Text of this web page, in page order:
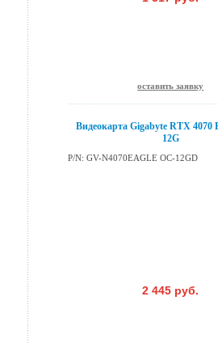
оставить заявку
Видеокарта Gigabyte RTX 4070
12G
P/N: GV-N4070EAGLE OC-12GD
2 445 руб.